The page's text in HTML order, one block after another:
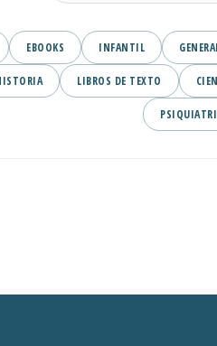
EBOOKS INFANTIL
LIBROS DE TEXTO